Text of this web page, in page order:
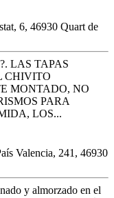
6, 46930 Quart de
LAS TAPAS
CHIVITO
MONTADO, NO
PARA
LOS...
Valencia, 241, 46930
y almorzado en el